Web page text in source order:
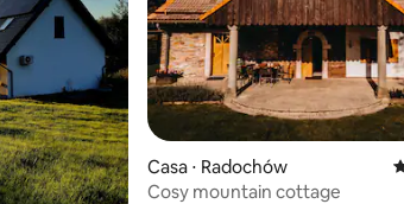
Casa ⋅ Radochów
Cosy mountain cottage